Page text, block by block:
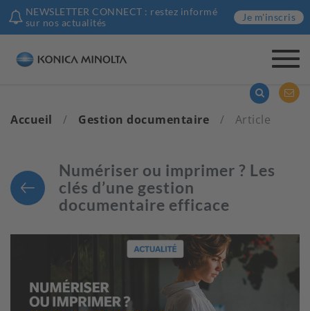
NEWSLETTER CONNECT : restez informé
sur nos actualités
Je m'inscris
Accueil / Gestion documentaire / Article
Numériser ou imprimer ? Les
clés d’une gestion
documentaire efficace